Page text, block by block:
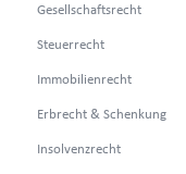
Gesellschaftsrecht
Steuerrecht
Immobilienrecht
Erbrecht & Schenkung
Insolvenzrecht